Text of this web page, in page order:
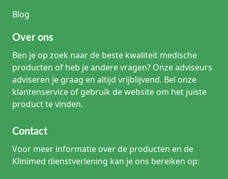
Blog
Over ons
Ben je op zoek naar de beste kwaliteit medische
producten of heb je andere vragen? Onze adviseurs
adviseren je graag en altijd vrijblijvend. Bel onze
klantenservice of gebruik de website om het juiste
product te vinden.
Contact
Voor meer informatie over de producten en de
Klinimed dienstverlening kan je ons bereiken op: